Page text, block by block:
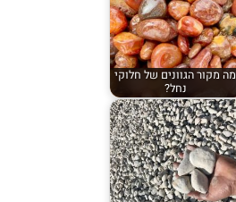
מה מקור הגוונים של חלוקי
נחל?